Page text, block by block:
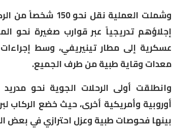
وشملت العملية نقل
إجلاؤهم تدريجياً عبر قوارب صغيرة نحو
عسكرية إلى مطار تينيريفي، وسط
معدات وقاية طبية من طرف الجميع.
وانطلقت أولى الرحلات الجوية نحو
أوروبية وأمريكية أخرى، حيث خضع الركاب
بينها فحوصات طبية وعزل احترازي في بعض